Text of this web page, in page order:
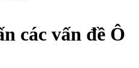
các vấn đề Ô